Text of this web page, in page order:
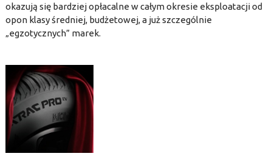
okazują się bardziej opłacalne w całym okresie eksploatacji od
opon klasy średniej, budżetowej, a już szczególnie
„egzotycznych” marek.